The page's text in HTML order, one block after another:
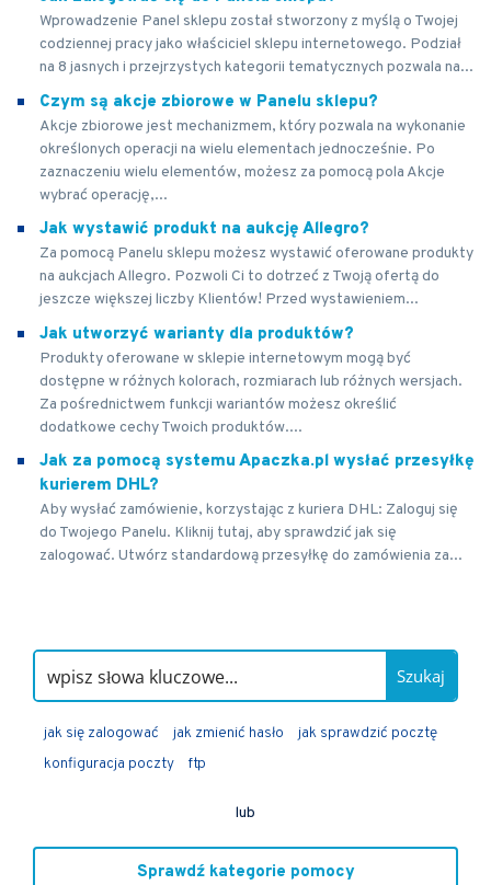
Wprowadzenie Panel sklepu został stworzony z myślą o Twojej
codziennej pracy jako właściciel sklepu internetowego. Podział
na 8 jasnych i przejrzystych kategorii tematycznych pozwala na...
Czym są akcje zbiorowe w Panelu sklepu?
Akcje zbiorowe jest mechanizmem, który pozwala na wykonanie
określonych operacji na wielu elementach jednocześnie. Po
zaznaczeniu wielu elementów, możesz za pomocą pola Akcje
wybrać operację,...
Jak wystawić produkt na aukcję Allegro?
Za pomocą Panelu sklepu możesz wystawić oferowane produkty
na aukcjach Allegro. Pozwoli Ci to dotrzeć z Twoją ofertą do
jeszcze większej liczby Klientów! Przed wystawieniem...
Jak utworzyć warianty dla produktów?
Produkty oferowane w sklepie internetowym mogą być
dostępne w różnych kolorach, rozmiarach lub różnych wersjach.
Za pośrednictwem funkcji wariantów możesz określić
dodatkowe cechy Twoich produktów....
Jak za pomocą systemu Apaczka.pl wysłać przesyłkę
kurierem DHL?
Aby wysłać zamówienie, korzystając z kuriera DHL: Zaloguj się
do Twojego Panelu. Kliknij tutaj, aby sprawdzić jak się
zalogować. Utwórz standardową przesyłkę do zamówienia za...
Szukaj
jak się zalogować jak zmienić hasło
jak sprawdzić pocztę
konfiguracja poczty
ftp
lub
Sprawdź kategorie pomocy